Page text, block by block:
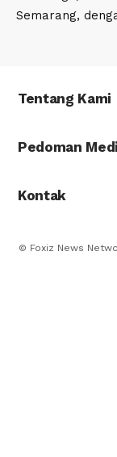
Semarang,
Tentang Kami
Pedoman
Kontak
© Foxiz News